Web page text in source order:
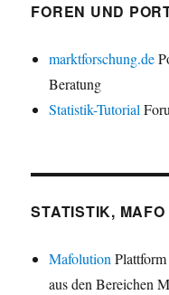
FOREN UND
marktforschung.de
Beratung
Statistik-Tutorial
STATISTIK,
Mafolution
aus den Bereichen